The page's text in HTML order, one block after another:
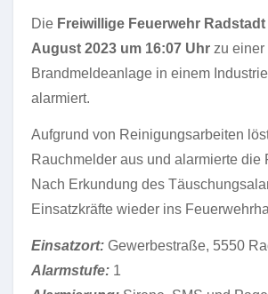
Die Freiwillige Feuerwehr Radstadt
August 2023 um 16:07 Uhr zu
Brandmeldeanlage in einem
alarmiert.
Aufgrund von Reinigungsarbeiten
Rauchmelder aus und alarmierte die
Nach Erkundung des
Einsatzkräfte wieder ins
Einsatzort: Gewerbestraße, 5550
Alarmstufe: 1